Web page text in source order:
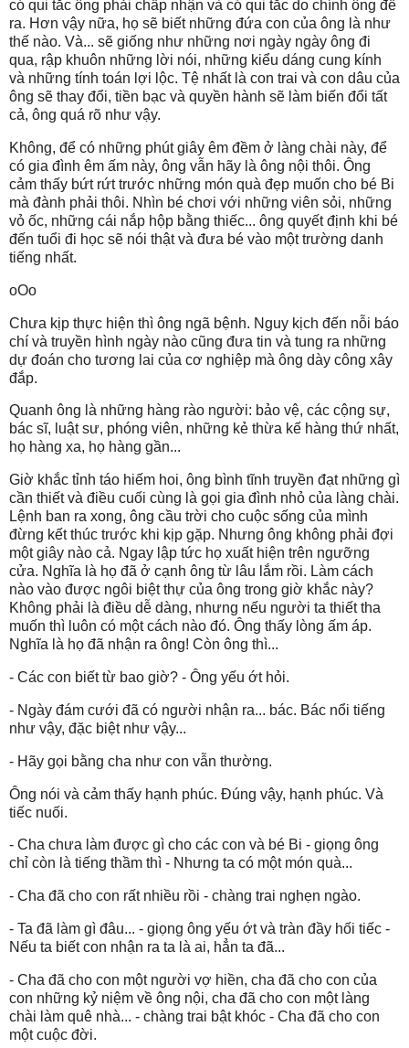
có qui tắc ông phải chấp nhận và có qui tắc do chính ông đề
ra. Hơn vậy nữa, họ sẽ biết những đứa con của ông là như
thế nào. Và... sẽ giống như những nơi ngày ngày ông đi
qua, rập khuôn những lời nói, những kiểu dáng cung kính
và những tính toán lợi lộc. Tệ nhất là con trai và con dâu của
ông sẽ thay đổi, tiền bạc và quyền hành sẽ làm biến đổi tất
cả, ông quá rõ như vậy.
Không, để có những phút giây êm đềm ở làng chài này, để
có gia đình êm ấm này, ông vẫn hãy là ông nội thôi. Ông
cảm thấy bứt rứt trước những món quà đẹp muốn cho bé Bi
mà đành phải thôi. Nhìn bé chơi với những viên sỏi, những
vỏ ốc, những cái nắp hộp bằng thiếc... ông quyết định khi bé
đến tuổi đi học sẽ nói thật và đưa bé vào một trường danh
tiếng nhất.
oOo
Chưa kịp thực hiện thì ông ngã bệnh. Nguy kịch đến nỗi báo
chí và truyền hình ngày nào cũng đưa tin và tung ra những
dự đoán cho tương lai của cơ nghiệp mà ông dày công xây
đắp.
Quanh ông là những hàng rào người: bảo vệ, các cộng sự,
bác sĩ, luật sư, phóng viên, những kẻ thừa kế hàng thứ nhất,
họ hàng xa, họ hàng gần...
Giờ khắc tỉnh táo hiếm hoi, ông bình tĩnh truyền đạt những gì
cần thiết và điều cuối cùng là gọi gia đình nhỏ của làng chài.
Lệnh ban ra xong, ông cầu trời cho cuộc sống của mình
đừng kết thúc trước khi kịp gặp. Nhưng ông không phải đợi
một giây nào cả. Ngay lập tức họ xuất hiện trên ngưỡng
cửa. Nghĩa là họ đã ở cạnh ông từ lâu lắm rồi. Làm cách
nào vào được ngôi biệt thự của ông trong giờ khắc này?
Không phải là điều dễ dàng, nhưng nếu người ta thiết tha
muốn thì luôn có một cách nào đó. Ông thấy lòng ấm áp.
Nghĩa là họ đã nhận ra ông! Còn ông thì...
- Các con biết từ bao giờ? - Ông yếu ớt hỏi.
- Ngày đám cưới đã có người nhận ra... bác. Bác nổi tiếng
như vậy, đặc biệt như vậy...
- Hãy gọi bằng cha như con vẫn thường.
Ông nói và cảm thấy hạnh phúc. Đúng vậy, hạnh phúc. Và
tiếc nuối.
- Cha chưa làm được gì cho các con và bé Bi - giọng ông
chỉ còn là tiếng thầm thì - Nhưng ta có một món quà...
- Cha đã cho con rất nhiều rồi - chàng trai nghẹn ngào.
- Ta đã làm gì đâu... - giọng ông yếu ớt và tràn đầy hối tiếc -
Nếu ta biết con nhận ra ta là ai, hẳn ta đã...
- Cha đã cho con một người vợ hiền, cha đã cho con của
con những kỷ niệm về ông nội, cha đã cho con một làng
chài làm quê nhà... - chàng trai bật khóc - Cha đã cho con
một cuộc đời.